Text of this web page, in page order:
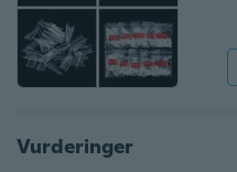
Vurderinger